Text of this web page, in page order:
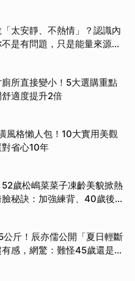
太安靜、不熱情」？認識內
是有問題，只是能量來源不
所直接變小！5大選購重點
適度提升2倍
風格懶人包！10大實用美觀
省心10年
52歲松嶋菜菜子凍齡美貌掀熱
秘訣：加強練背、40歲後飲
公斤！辰亦儒公開「夏日輕斷
感，網驚：難怪45歲還是男